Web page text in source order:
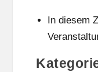
In diesem